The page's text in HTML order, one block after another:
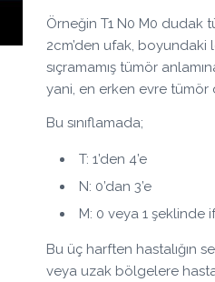
Örneğin T1 N0 M0 dudak
2cm’den ufak, boyundaki
sıçramamış tümör
yani, en erken evre tümör
Bu sınıflamada;
T: 1’den 4’e
N: 0’dan 3’e
M: 0 veya 1 şeklinde
Bu üç harften hastalığın
veya uzak bölgelere